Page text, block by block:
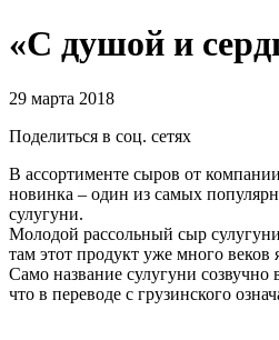
«С душой и
29 марта 2018
Поделиться в соц. сетях
В ассортименте сыров от
новинка – один из самых
сулугуни.
Молодой рассольный сыр
там этот продукт уже много веков
Само название сулугуни
что в переводе с грузинского